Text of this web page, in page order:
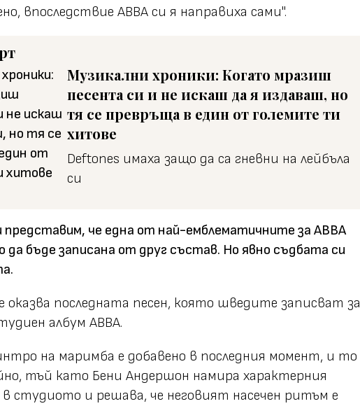
впоследствие ABBA си я направиха сами".
Музикални хроники: Когато мразиш
песента си и не искаш да я издаваш, но
тя се превръща в един от големите ти
хитове
Deftones имаха защо да са гневни на лейбъла
си
представим, че една от най-емблематичните за ABBA
да бъде записана от друг състав. Но явно съдбата си
оказва последната песен, която шведите записват за
албум ABBA.
на маримба е добавено в последния момент, и то
тъй като Бени Андершон намира характерния
студиото и решава, че неговият насечен ритъм е